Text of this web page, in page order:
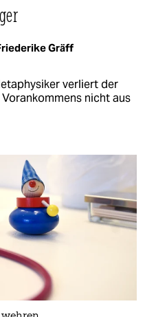
Gräff
verliert der
nicht aus